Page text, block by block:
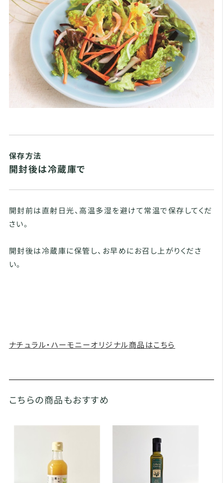
保存方法
開封後は冷蔵庫で
開封前は直射日光、高温多湿を避けて常温で保存してくだ
さい。
開封後は冷蔵庫に保管し、お早めにお召し上がりくださ
い。
ナチュラル・ハーモニーオリジナル商品はこちら
こちらの商品もおすすめ